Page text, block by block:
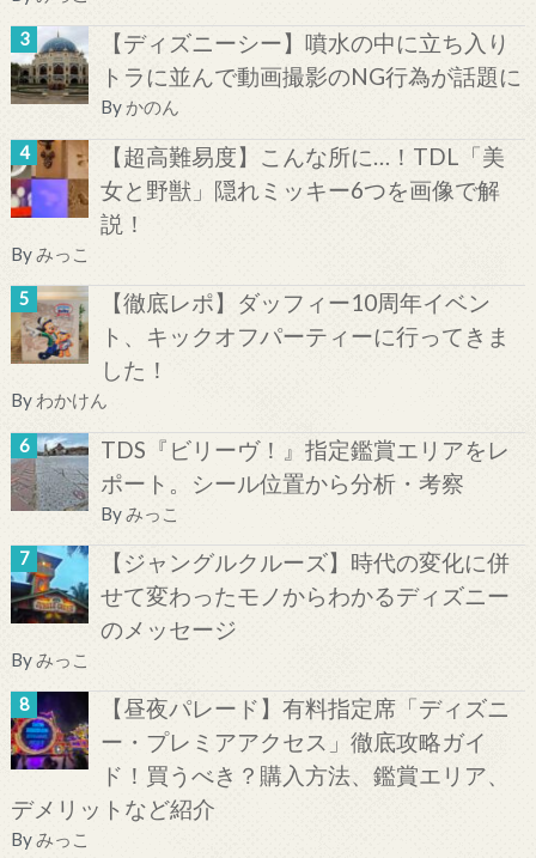
【ディズニーシー】噴水の中に立ち入り
トラに並んで動画撮影のNG行為が話題に
By かのん
【超高難易度】こんな所に…！TDL「美
女と野獣」隠れミッキー6つを画像で解
説！
Byみっこ
【徹底レポ】ダッフィー10周年イベン
ト、キックオフパーティーに行ってきま
した！
By わかけん
TDS『ビリーヴ！』指定鑑賞エリアをレ
ポート。シール位置から分析・考察
By みっこ
【ジャングルクルーズ】時代の変化に併
せて変わったモノからわかるディズニー
のメッセージ
Byみっこ
【昼夜パレード】有料指定席「ディズニ
ー・プレミアアクセス」徹底攻略ガイ
ド！買うべき？購入方法、鑑賞エリア、
デメリットなど紹介
Byみっこ